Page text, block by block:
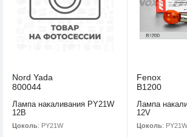
Nord Yada
800044
Лампа накаливания PY21W
12В
Цоколь: PY21W
Fenox
B1200
Лампа
12V
Цоколь: PY21W